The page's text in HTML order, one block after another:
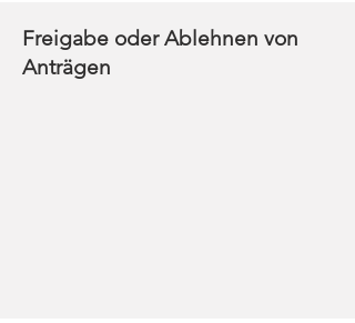
Freigabe oder Ablehnen von
Anträgen